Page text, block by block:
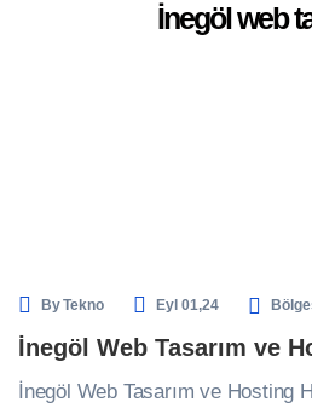
İnegöl web
ByTekno Eyl 01,24
İnegöl Web Tasarım ve
İnegöl Web Tasarım ve Hosting